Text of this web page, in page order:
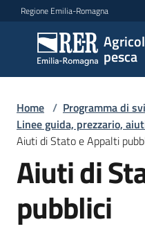
Vai al contenuto
Vai alla navigazione
Vai al footer
Regione Emilia-Romagna
pesca
Agricoltura,
caccia e
pesca
Argomenti
Home / Programma di
Linee guida, prezzario,
Aiuti di Stato e Appalti
Aiuti di
pubblici